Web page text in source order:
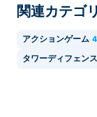
関連カテゴ
アクションゲーム
タワーディフェン